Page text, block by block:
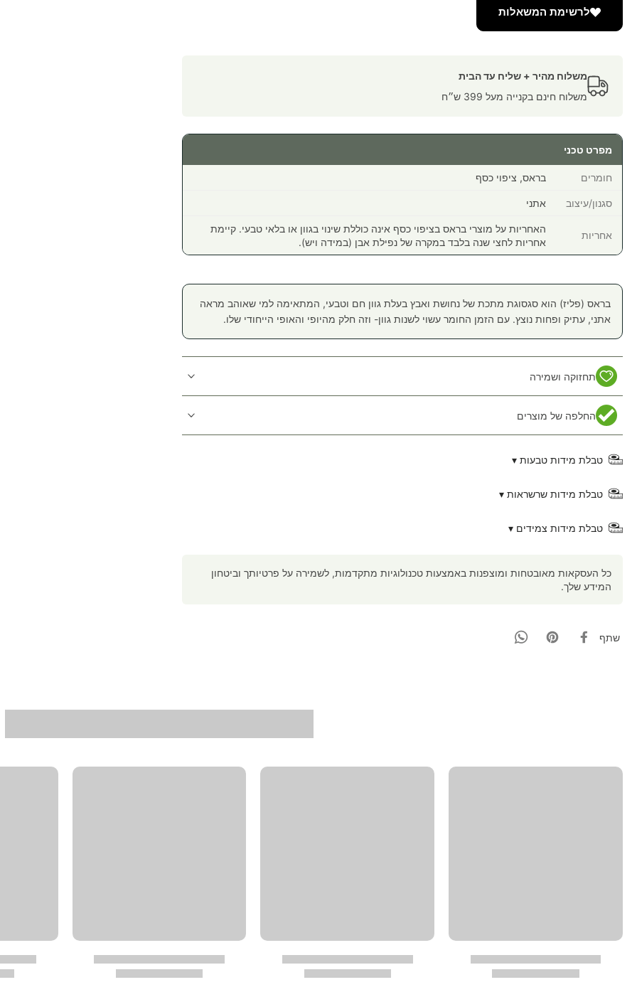
לרשימת המשאלות
משלוח מהיר + שליח עד הבית
משלוח חינם בקנייה מעל 399 ש״ח
מפרט טכני
חומרים בראס, ציפוי כסף
סגנון/עיצוב אתני
אחריות
האחריות על מוצרי בראס בציפוי כסף אינה כוללת שינוי בגוון או בלאי טבעי. קיימת
אחריות לחצי שנה בלבד במקרה של נפילת אבן (במידה ויש).
בראס (פליז) הוא סגסוגת מתכת של נחושת ואבץ בעלת גוון חם וטבעי, המתאימה למי שאוהב מראה
אתני, עתיק ופחות נוצץ. עם הזמן החומר עשוי לשנות גוון- וזה חלק מהיופי והאופי הייחודי שלו.
תחזוקה ושמירה
החלפה של מוצרים
טבלת מידות טבעות ▾
טבלת מידות שרשראות ▾
טבלת מידות צמידים ▾
כל העסקאות מאובטחות ומוצפנות באמצעות טכנולוגיות מתקדמות, לשמירה על פרטיותך וביטחון
המידע שלך.
שתף